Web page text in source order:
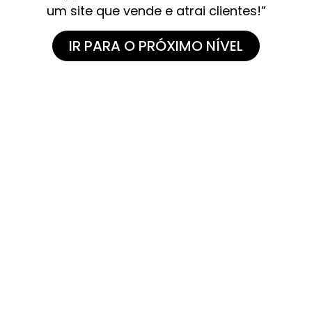
um site que vende e atrai clientes!”
IR PARA O PRÓXIMO NÍVEL